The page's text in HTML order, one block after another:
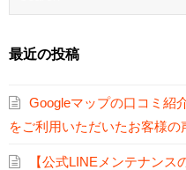
最近の投稿
Googleマップの口コミ紹
をご利用いただいたお客様の
【公式LINEメンテナン